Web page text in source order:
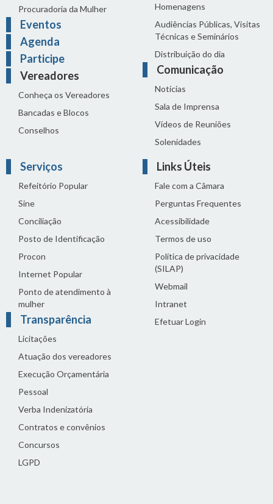
Procuradoria da Mulher
Eventos
Agenda
Participe
Vereadores
Conheça os Vereadores
Bancadas e Blocos
Conselhos
Homenagens
Audiências Públicas, Visitas
Técnicas e Seminários
Distribuição do dia
Comunicação
Notícias
Sala de Imprensa
Vídeos de Reuniões
Solenidades
Serviços
Refeitório Popular
Sine
Conciliação
Posto de Identificação
Procon
Internet Popular
Ponto de atendimento à
mulher
Transparência
Licitações
Atuação dos vereadores
Execução Orçamentária
Pessoal
Verba Indenizatória
Contratos e convênios
Concursos
LGPD
Links Úteis
Fale com a Câmara
Perguntas Frequentes
Acessibilidade
Termos de uso
Política de privacidade
(SILAP)
Webmail
Intranet
Efetuar Login